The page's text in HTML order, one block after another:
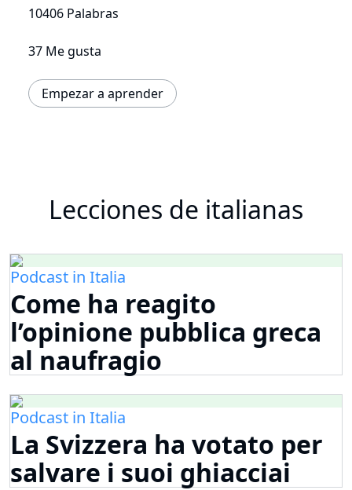
10406 Palabras
37 Me gusta
Empezar a aprender
Lecciones de italianas
Podcast in Italia
Come ha reagito
l’opinione pubblica greca
al naufragio
Podcast in Italia
La Svizzera ha votato per
salvare i suoi ghiacciai